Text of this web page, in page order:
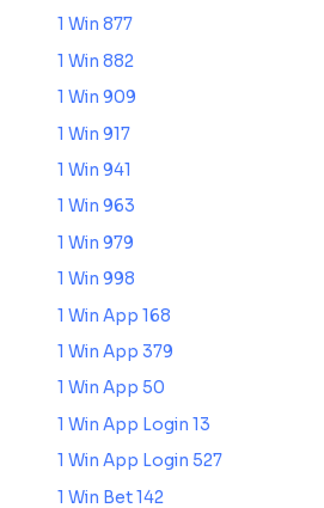
1 Win 877
1 Win 882
1 Win 909
1 Win 917
1 Win 941
1 Win 963
1 Win 979
1 Win 998
1 Win App 168
1 Win App 379
1 Win App 50
1 Win App Login 13
1 Win App Login 527
1 Win Bet 142